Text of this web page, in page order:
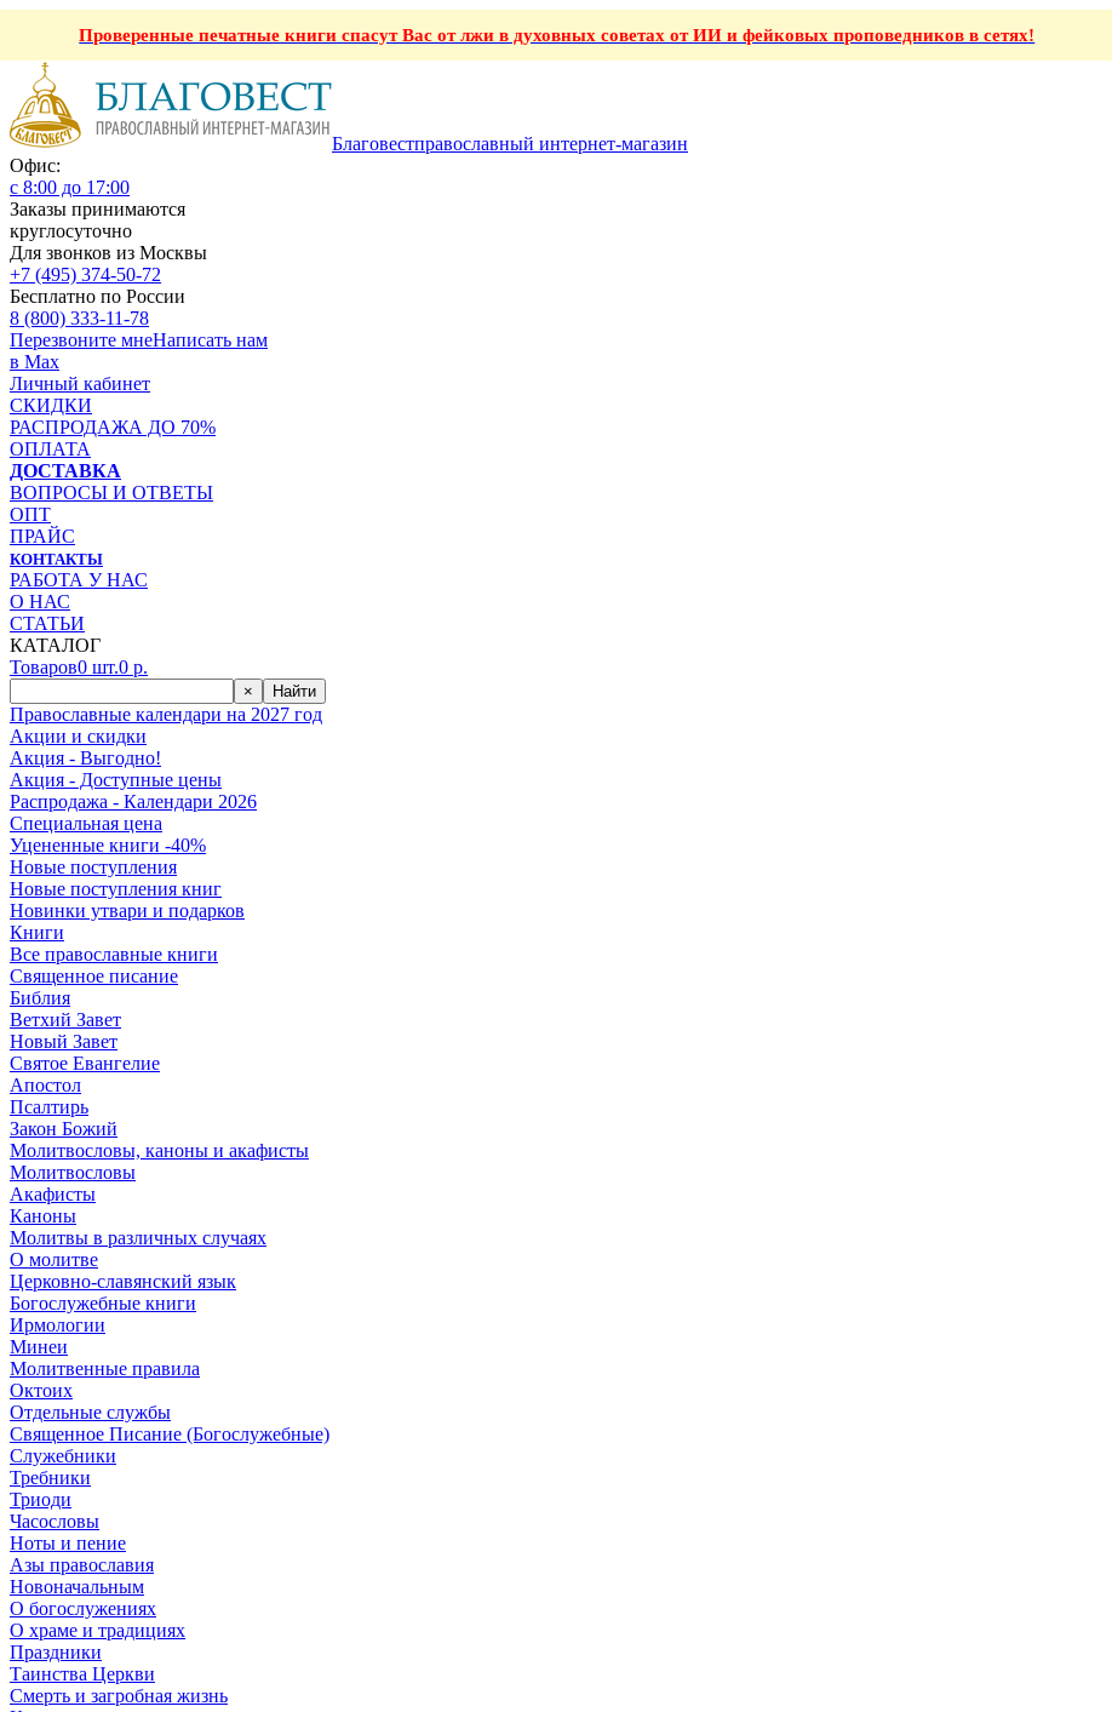
Проверенные печатные книги спасут Вас от лжи в духовных советах от ИИ и фейковых проповедников в сетях!
Благовестправославный интернет-магазин
Офис:
с 8:00 до 17:00
Заказы принимаются
круглосуточно
Для звонков из Москвы
+7 (495) 374-50-72
Бесплатно по России
8 (800) 333-11-78
Перезвоните мнеНаписать нам
в Max
Личный кабинет
СКИДКИ
РАСПРОДАЖА ДО 70%
ОПЛАТА
ДОСТАВКА
ВОПРОСЫ И ОТВЕТЫ
ОПТ
ПРАЙС
КОНТАКТЫ
РАБОТА У НАС
О НАС
СТАТЬИ
КАТАЛОГ
Товаров0 шт.0 р.
× Найти
Православные календари на 2027 год
Акции и скидки
Акция - Выгодно!
Акция - Доступные цены
Распродажа - Календари 2026
Специальная цена
Уцененные книги -40%
Новые поступления
Новые поступления книг
Новинки утвари и подарков
Книги
Все православные книги
Священное писание
Библия
Ветхий Завет
Новый Завет
Святое Евангелие
Апостол
Псалтирь
Закон Божий
Молитвословы, каноны и акафисты
Молитвословы
Акафисты
Каноны
Молитвы в различных случаях
О молитве
Церковно-славянский язык
Богослужебные книги
Ирмологии
Минеи
Молитвенные правила
Октоих
Отдельные службы
Священное Писание (Богослужебные)
Служебники
Требники
Триоди
Часословы
Ноты и пение
Азы православия
Новоначальным
О богослужениях
О храме и традициях
Праздники
Таинства Церкви
Смерть и загробная жизнь